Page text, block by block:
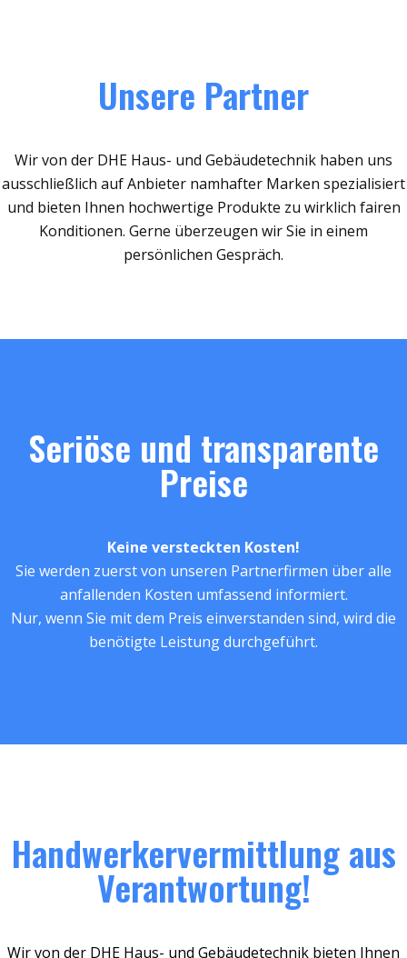
Unsere Partner
Wir von der DHE Haus- und Gebäudetechnik haben uns
ausschließlich auf Anbieter namhafter Marken spezialisiert
und bieten Ihnen hochwertige Produkte zu wirklich fairen
Konditionen. Gerne überzeugen wir Sie in einem
persönlichen Gespräch.
Seriöse und transparente
Preise
Keine versteckten Kosten!
Sie werden zuerst von unseren Partnerfirmen über alle
anfallenden Kosten umfassend informiert.
Nur, wenn Sie mit dem Preis einverstanden sind, wird die
benötigte Leistung durchgeführt.
Handwerkervermittlung aus
Verantwortung!
Wir von der DHE Haus- und Gebäudetechnik bieten Ihnen